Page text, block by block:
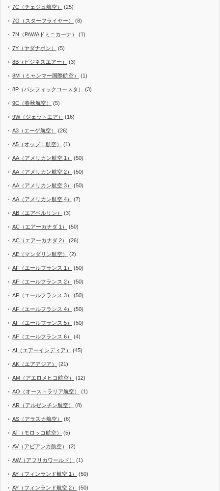
7C（チェジュ航空） (25)
7G（スターフライヤー） (8)
7N（PAWAドミニカーナ） (1)
7Y（ヤダナポン） (5)
8B（ビジネスエアー） (3)
8M（ミャンマー国際航空） (1)
8P（パシフィックコースタ） (3)
9C（春秋航空） (5)
9W（ジェットエア） (16)
A3（エーゲ航空） (26)
A5（オップ！航空） (1)
AA（アメリカン航空 1） (50)
AA（アメリカン航空 2） (50)
AA（アメリカン航空 3） (50)
AA（アメリカン航空 4） (7)
AB（エアベルリン） (3)
AC（エアーカナダ 1） (50)
AC（エアーカナダ 2） (26)
AE（マンダリン航空） (2)
AF（エールフランス 1） (50)
AF（エールフランス 2） (50)
AF（エールフランス 3） (50)
AF（エールフランス 4） (50)
AF（エールフランス 5） (50)
AF（エールフランス 6） (4)
AI（エアーインディア） (45)
AK（エアアジア） (21)
AM（アエロメヒコ航空） (12)
AO（オーストラリア航空） (1)
AR（アルゼンチン航空） (8)
AS（アラスカ航空） (6)
AT（モロッコ航空） (5)
AV（アビアンカ航空） (2)
AW（アフリカワールド） (1)
AY（フィンランド航空 1） (50)
AY（フィンランド航空 2） (50)